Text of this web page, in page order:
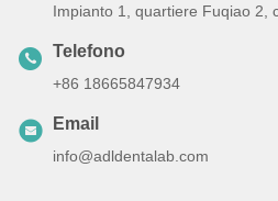
Impianto 1, quartiere Fuqiao 2,
Telefono
+86 18665847934
Email
info@adldentalab.com